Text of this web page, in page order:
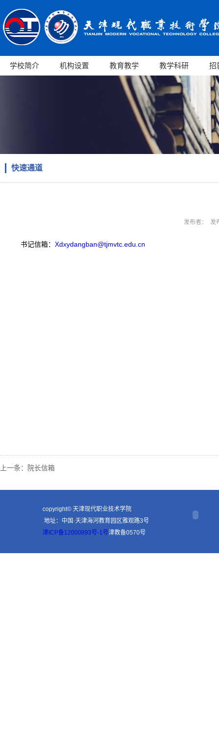
学校简介 机构设置 教育教学 教学科研 招
快速通道
发布者： 发
书记信箱： Xdxydangban@tjmvtc.edu.cn
上一条： 院长信箱
copyright© 天津现代职业技术学院
地址：中国·天津海河教育园区雅观路3号
津ICP备12000893号-1号津教备0570号